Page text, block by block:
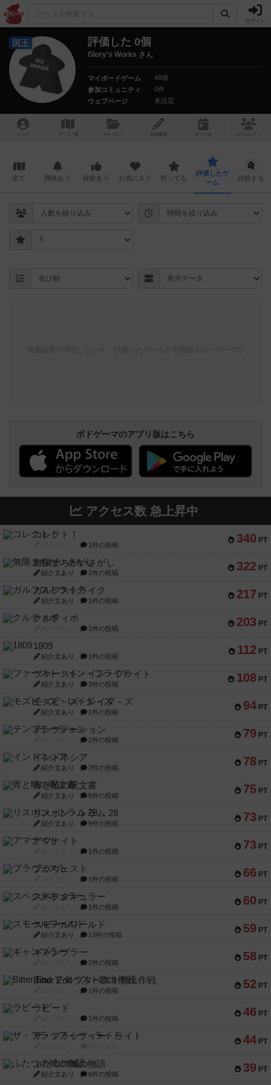
ログイン
国王 評価した 0個
Glory's Works さん
マイボードゲーム
48個
参加コミュニティ
0件
ウェブページ
未設定
トップ ゲーム一覧 マイリスト 投稿履歴 ボ ドゲ コミュニティ
全て 興味あり 経験あり お気に入り 持ってる
評価したゲ
ーム
比較する
ボドゲーマのアプリ版はこちら
アクセス数 急上昇中
340 PT
コレクト！
1件の投稿
322 PT
無限まちがいさがし
紹介文あり 2件の投稿
217 PT
ガルフストライク
紹介文あり 1件の投稿
203 PT
クルティボ
1件の投稿
112 PT
1809
紹介文あり 1件の投稿
108 PT
ファースト・イン・フライト
紹介文あり 3件の投稿
94 PT
モズビ－ズ・レイダ－ズ
紹介文あり 1件の投稿
79 PT
テンプテーション
2件の投稿
78 PT
インドネシア
紹介文あり 2件の投稿
75 PT
宵と暁の呪文書
紹介文あり 8件の投稿
73 PT
リスボン・トラム 28
紹介文あり 9件の投稿
73 PT
アマナイト
1件の投稿
66 PT
ブラヴェスト
1件の投稿
60 PT
スペクタキュラー
1件の投稿
59 PT
スモールワールド
紹介文あり 13件の投稿
58 PT
ギャンブラー
2件の投稿
52 PT
Bitter End ブタペスト救出作戦
1件の投稿
46 PT
ラピード
1件の投稿
44 PT
ザ・フラッフィー・ライト
39 PT
ふたつの城の物語
紹介文あり 6件の投稿